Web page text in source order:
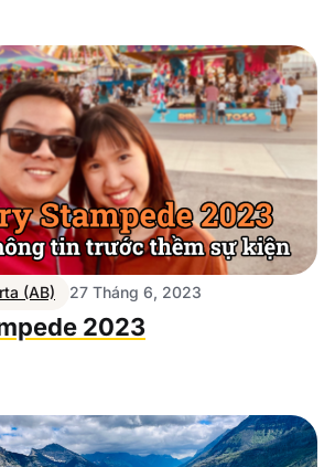
(AB) 27 Tháng 6, 2023
2023